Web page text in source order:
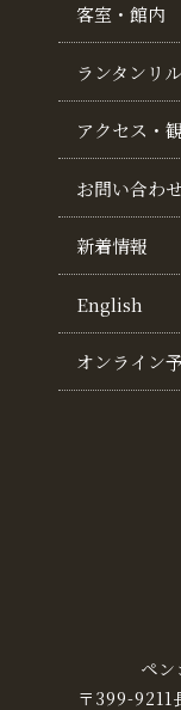
客室・館内
ランタンリ
アクセス・
お問い合わ
新着情報
English
オンライン
ペ
〒399-9211